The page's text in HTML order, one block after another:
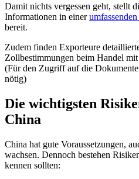
Damit nichts vergessen geht, stellt
Informationen in einer
bereit.
Zudem finden Exporteure
Zollbestimmungen beim Handel
(Für den Zugriff auf die
nötig)
Die wichtigsten
China
China hat gute Voraussetzungen,
wachsen. Dennoch bestehen
kennen sollten: